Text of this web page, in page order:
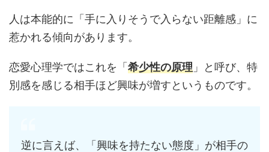
人は本能的に「手に入りそうで入らない距離感」に
惹かれる傾向があります。
恋愛心理学ではこれを「希少性の原理 」と呼び、特
別感を感じる相手ほど興味が増すというものです。
逆に言えば、「興味を持たない態度」が相手の